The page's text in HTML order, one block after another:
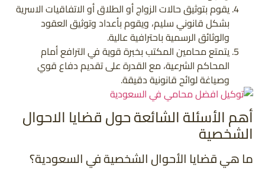
يقوم بتوثيق حالات الزواج أو الطلاق أو الاتفاقيات الاسرية
بشكل قانوني سليم، ويقوم بأعداد وتوثيق العقود
والوثائق الرسمية باحترافية عالية.
يتمتع محامين المكتب بخبرة قوية في الترافع أمام
المحاكم الشرعية، مع القدرة على تقديم دفاع قوي
وصياغة لوائح قانونية دقيقة.
أهم الأسئلة الشائعة حول قضايا الاحوال
الشخصية
ما هي قضايا الأحوال الشخصية في السعودية؟